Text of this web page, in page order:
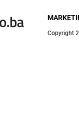
Copyright